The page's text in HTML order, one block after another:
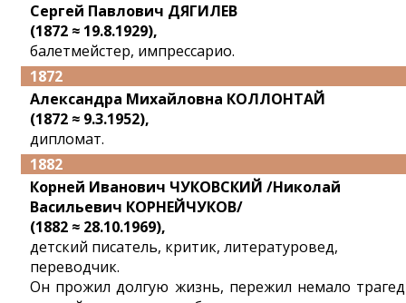
Сергей Павлович ДЯГИЛЕВ
(1872 ≈ 19.8.1929),
балетмейстер, импрессарио.
1872
Александра Михайловна КОЛЛОНТАЙ
(1872 ≈ 9.3.1952),
дипломат.
1882
Корней Иванович ЧУКОВСКИЙ /Николай
Васильевич КОРНЕЙЧУКОВ/
(1882 ≈ 28.10.1969),
детский писатель, критик, литературовед,
переводчик.
Он прожил долгую жизнь, пережил немало